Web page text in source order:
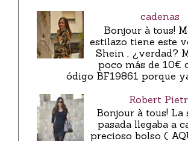
cadenas
Bonjour à tous!
estilazo tiene este
Shein , ¿verdad?
poco más de 10€
ódigo BF19861 porque ya
Robert
Bonjour à tous! La
pasada llegaba a
precioso bolso (